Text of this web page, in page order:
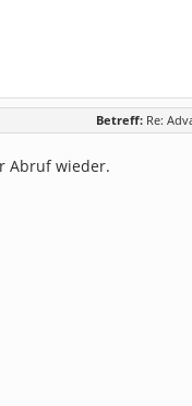
Betreff: Re:
Abruf wieder.